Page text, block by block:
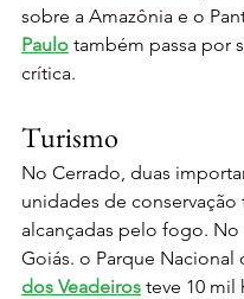
sobre a Amazônia e o
Paulo também passa por
crítica.
Turismo
No Cerrado, duas
unidades de conservação
alcançadas pelo fogo.
Goiás. o Parque Nacional
dos Veadeiros teve 10 mil